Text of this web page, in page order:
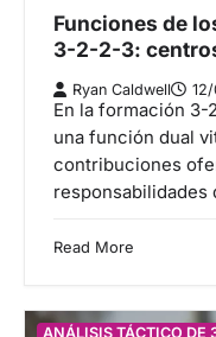
Funciones de
3-2-2-3:
Ryan Caldwell
En la formación
una función dual
contribuciones
Read More
ANÁLISIS TÁCTICO